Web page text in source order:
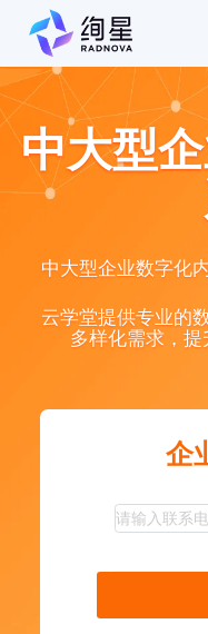
中大型
中大型企业数字化
云学堂提供专业的
多样化需求，
企